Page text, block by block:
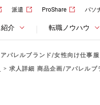
派遣 ProShare パソ
介 転職ノウハウ
パレルブランド/女性向け仕事服
求人詳細 商品企画/アパレルブ